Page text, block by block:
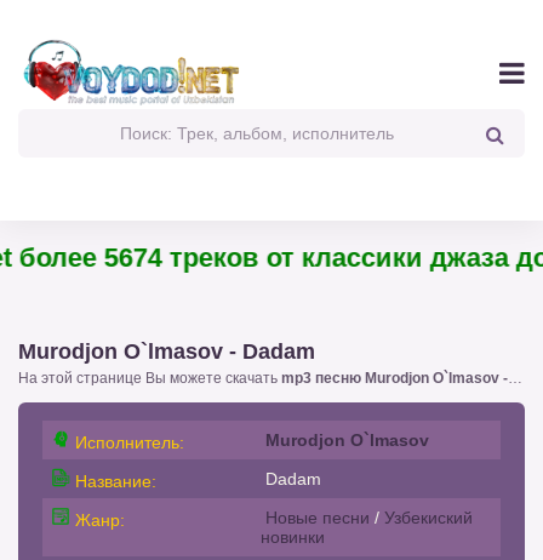
5674 треков от классики джаза до
Murodjon O`lmasov - Dadam
На этой странице Вы можете скачать mp3 песню Murodjon O`lmasov - Dadam
Исполнитель: Murodjon O`lmasov
Название: Dadam
Жанр: Новые песни / Узбекиский
новинки